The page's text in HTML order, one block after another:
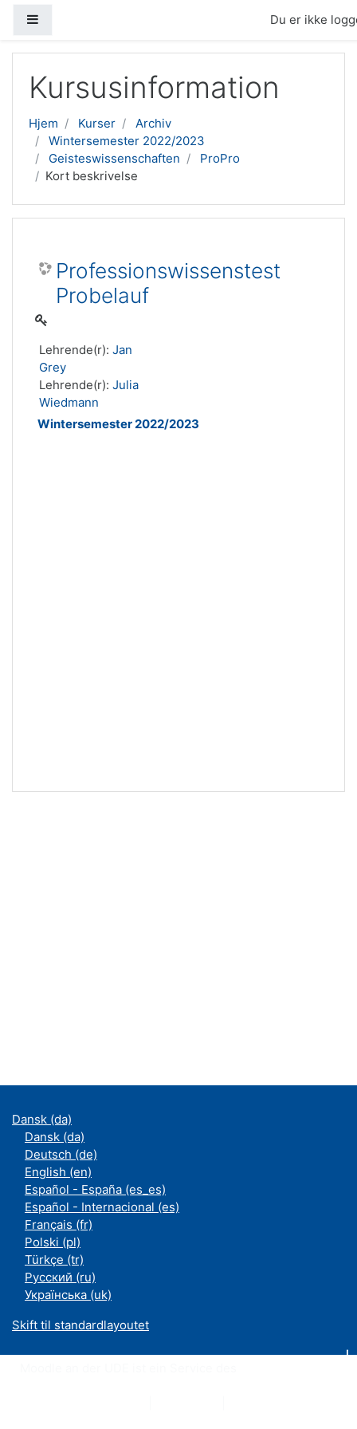
Du er ikke
Kursusinformation
Hjem Kurser
Archiv
Wintersemester 2022/2023
Geisteswissenschaften
ProPro
Kort beskrivelse
Professionswissenstest
Probelauf
Lehrende(r): Jan
Grey
Lehrende(r): Julia
Wiedmann
Wintersemester 2022/2023
Dansk ‎(da)‎
Dansk ‎(da)‎
Deutsch ‎(de)‎
English ‎(en)‎
Español - España ‎(es_es)‎
Español - Internacional ‎(es)‎
Français ‎(fr)‎
Polski ‎(pl)‎
Türkçe ‎(tr)‎
Русский ‎(ru)‎
Українська ‎(uk)‎
Skift til standardlayoutet